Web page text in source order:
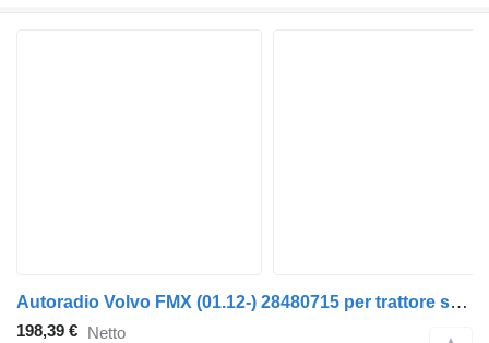
Autoradio Volvo FMX (01.12-) 28480715 per trattore stradale Volvo FH, FM, FMX-4 series (2013-)
198,39 € Netto